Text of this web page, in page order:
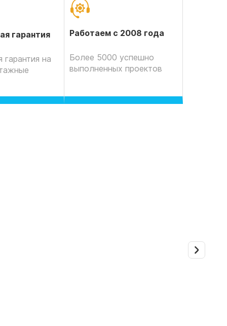
гарантия
гарантия на
Работаем с 2008 года
Более 5000 успешно
выполненных проектов